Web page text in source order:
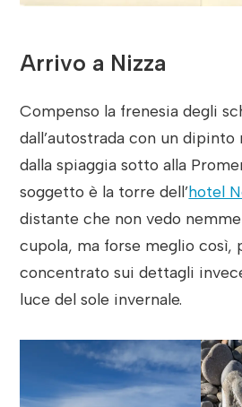
Arrivo a Nizza
Compenso la frenesia degli
dall’autostrada con un
dalla spiaggia sotto alla
soggetto è la torre dell’hotel
distante che non vedo
cupola, ma forse meglio così,
concentrato sui dettagli
luce del sole invernale.